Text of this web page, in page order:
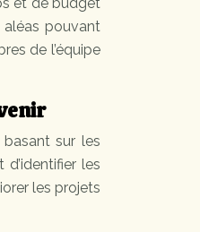
pouvant
de l’équipe
sur les
les
les projets